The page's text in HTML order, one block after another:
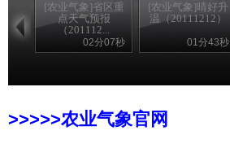
[农业气象]省区重
点天气预报
（201112...
02分07秒
[农业气象]晴好升
温（20111212）
01分43秒
>>>>>农业气象官网